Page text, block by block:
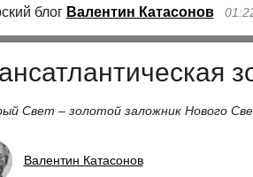
блог Валентин Катасонов
Свет – золотой заложник Нового
Валентин Катасонов